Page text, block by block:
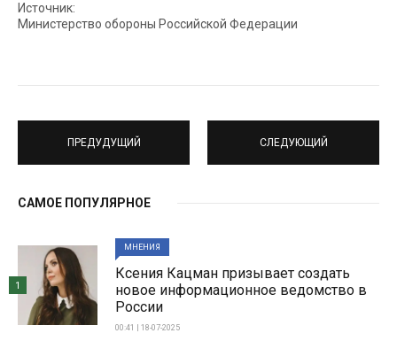
Источник:
Министерство обороны Российской Федерации
ПРЕДУДУЩИЙ СЛЕДУЮЩИЙ
САМОЕ ПОПУЛЯРНОЕ
МНЕНИЯ
Ксения Кацман призывает создать
новое информационное ведомство в
России
00:41 | 18-07-2025
1